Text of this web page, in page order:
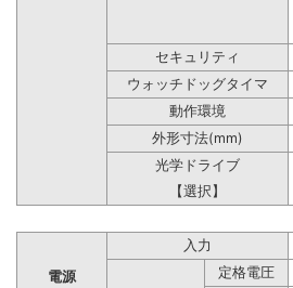
セキュリティ
ウォッチドッグタイマ
動作環境
外形寸法(mm)
光学ドライブ
【選択】
電源
入力
定格電圧